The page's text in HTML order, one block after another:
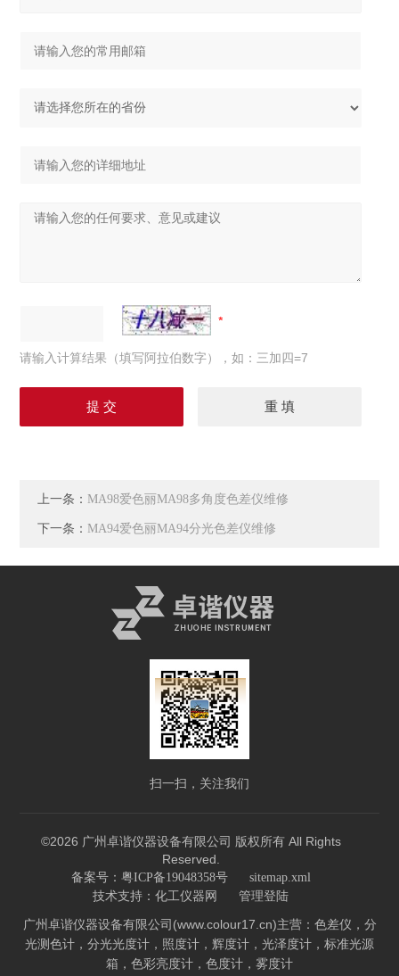
请输入计算结果（填写阿拉伯数字），如：三加四=7
上一条： MA98爱色丽MA98多角度色差仪维修
下一条： MA94爱色丽MA94分光色差仪维修
扫一扫，关注我们
©2026 广州卓谐仪器设备有限公司 版权所有 All Rights
Reserved.
备案号：粤ICP备19048358号 sitemap.xml
技术支持： 化工仪器网 管理登陆
广州卓谐仪器设备有限公司(www.colour17.cn)主营：色差仪，分
光测色计，分光光度计，照度计，辉度计，光泽度计，标准光源
箱，色彩亮度计，色度计，雾度计